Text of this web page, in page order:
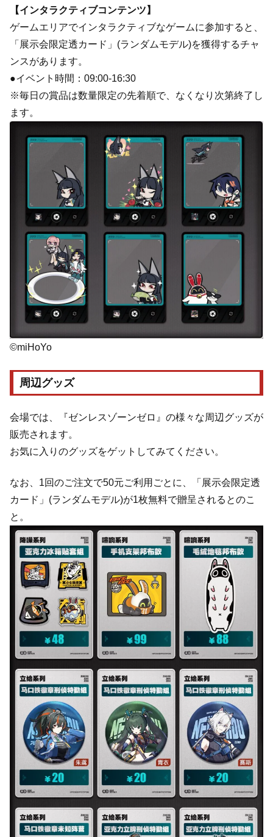
【インタラクティブコンテンツ】
ゲームエリアでインタラクティブなゲームに参加すると、
「展示会限定透カード」(ランダムモデル)を獲得するチャ
ンスがあります。
●イベント時間：09:00-16:30
※毎日の賞品は数量限定の先着順で、なくなり次第終了し
ます。
©miHoYo
周辺グッズ
会場では、『ゼンレスゾーンゼロ』の様々な周辺グッズが
販売されます。
お気に入りのグッズをゲットしてみてください。
なお、1回のご注文で50元ご利用ごとに、「展示会限定透
カード」(ランダムモデル)が1枚無料で贈呈されるとのこ
と。